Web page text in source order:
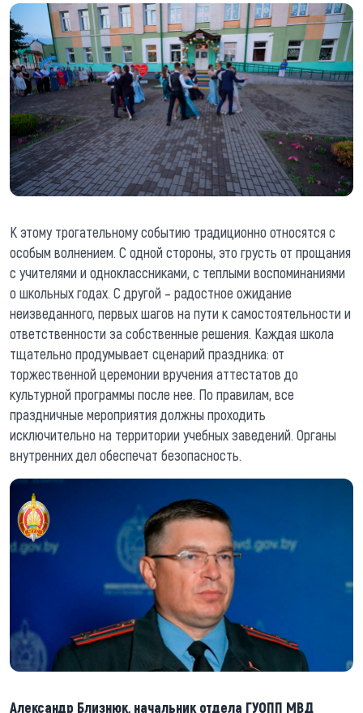
К этому трогательному событию традиционно относятся с
особым волнением. С одной стороны, это грусть от прощания
с учителями и одноклассниками, с теплыми воспоминаниями
о школьных годах. С другой – радостное ожидание
неизведанного, первых шагов на пути к самостоятельности и
ответственности за собственные решения. Каждая школа
тщательно продумывает сценарий праздника: от
торжественной церемонии вручения аттестатов до
культурной программы после нее. По правилам, все
праздничные мероприятия должны проходить
исключительно на территории учебных заведений. Органы
внутренних дел обеспечат безопасность.
Александр Близнюк, начальник отдела ГУОПП МВД